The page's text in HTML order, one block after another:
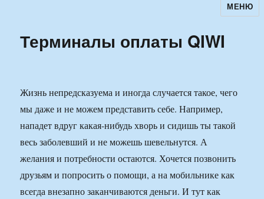
Ильменский фестиваль авторскойМЕНЮ
Терминалы оплаты QIWI
Жизнь непредсказуема и иногда случается такое, чего
мы даже и не можем представить себе. Например,
нападет вдруг какая-нибудь хворь и сидишь ты такой
весь заболевший и не можешь шевельнутся. А
желания и потребности остаются. Хочется позвонить
друзьям и попросить о помощи, а на мобильнике как
всегда внезапно заканчиваются деньги. И тут как